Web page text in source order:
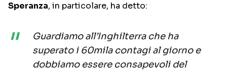
Speranza, in particolare, ha detto:
Guardiamo all’Inghilterra che ha
superato i 60mila contagi al giorno e
dobbiamo essere consapevoli del